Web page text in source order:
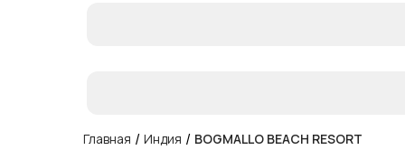
Главная / Индия / BOGMALLO BEACH RESORT